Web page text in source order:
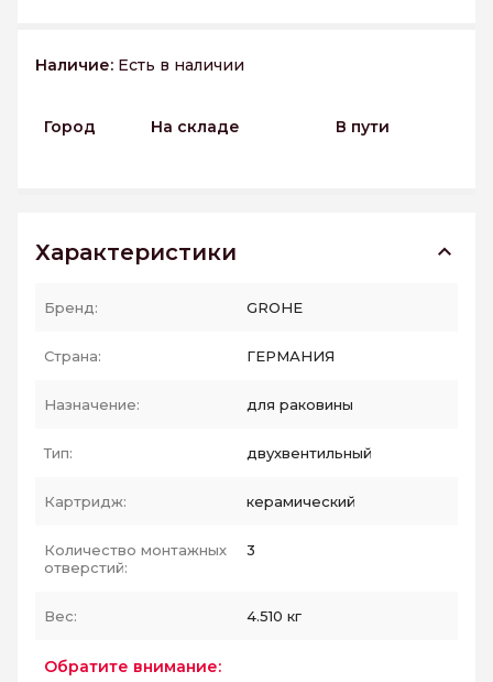
Наличие: Есть в наличии
Город На складе В пути
Характеристики
Бренд: GROHE
Страна: ГЕРМАНИЯ
Назначение: для раковины
Тип: двухвентильный
Картридж: керамический
Количество монтажных
отверстий:
3
Вес: 4.510 кг
Обратите внимание: